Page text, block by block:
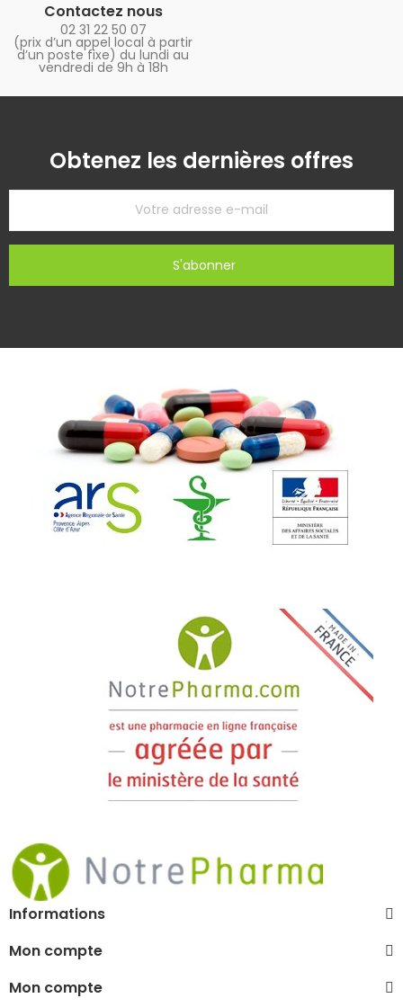
Contactez nous
02 31 22 50 07
(prix d’un appel local à partir
d’un poste fixe) du lundi au
vendredi de 9h à 18h
Obtenez les dernières offres
S'abonner
Informations
Mon compte
Mon compte